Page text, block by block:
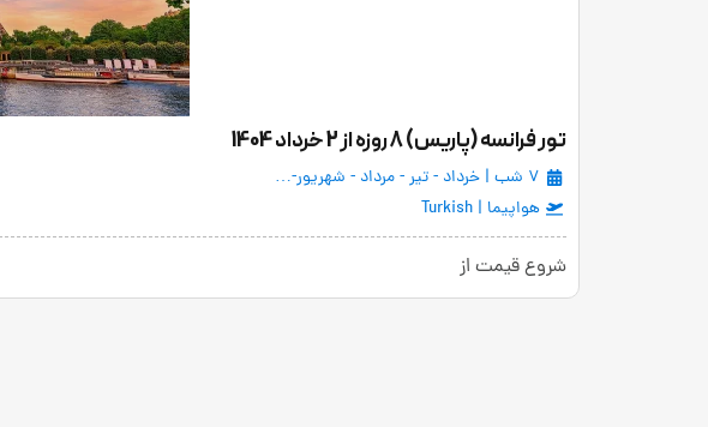
تور فرانسه (پاریس) 8 روزه از 2 خرداد 1404
7 شب | خرداد - تیر - مرداد - شهریور-…
هواپیما | Turkish
شروع قیمت از